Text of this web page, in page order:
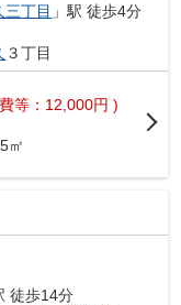
三丁目 」駅 徒歩4分
３丁目
等：12,000円 )
㎡
徒歩14分